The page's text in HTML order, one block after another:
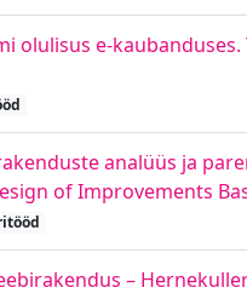
olulisus e-
analüüs ja
of Improvements
–